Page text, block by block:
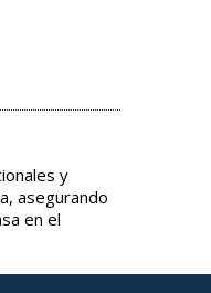
y
asegurando
en el